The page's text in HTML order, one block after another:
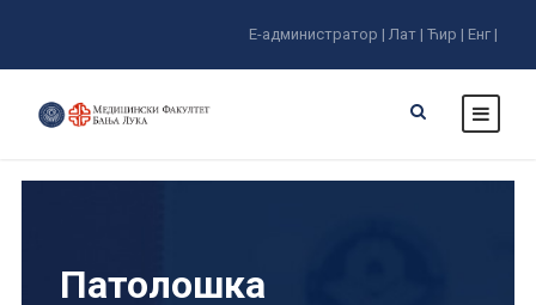
Е-администратор | Лат | Ћир | Енг |
Патолошка